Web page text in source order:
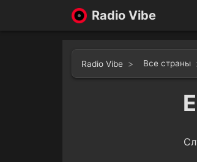
Radio Vibe
Radio Vibe Все страны